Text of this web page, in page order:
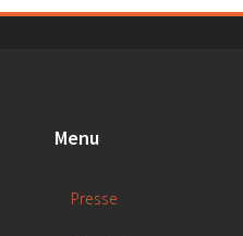
Menu
Presse